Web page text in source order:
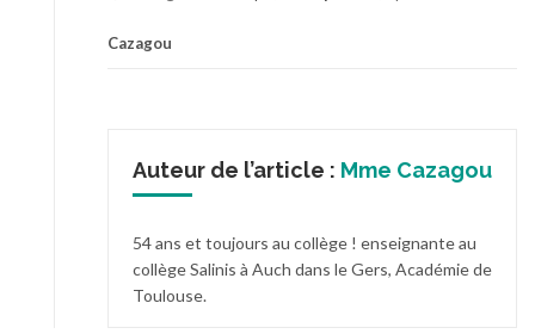
Cazagou
Auteur de l’article : Mme Cazagou
54 ans et toujours au collège ! enseignante au
collège Salinis à Auch dans le Gers, Académie de
Toulouse.